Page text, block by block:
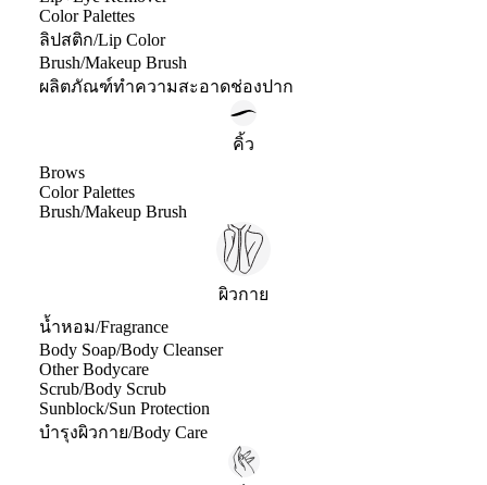
Color Palettes
ลิปสติก/Lip Color
Brush/Makeup Brush
ผลิตภัณฑ์ทำความสะอาดช่องปาก
คิ้ว
Brows
Color Palettes
Brush/Makeup Brush
ผิวกาย
น้ำหอม/Fragrance
Body Soap/Body Cleanser
Other Bodycare
Scrub/Body Scrub
Sunblock/Sun Protection
บำรุงผิวกาย/Body Care